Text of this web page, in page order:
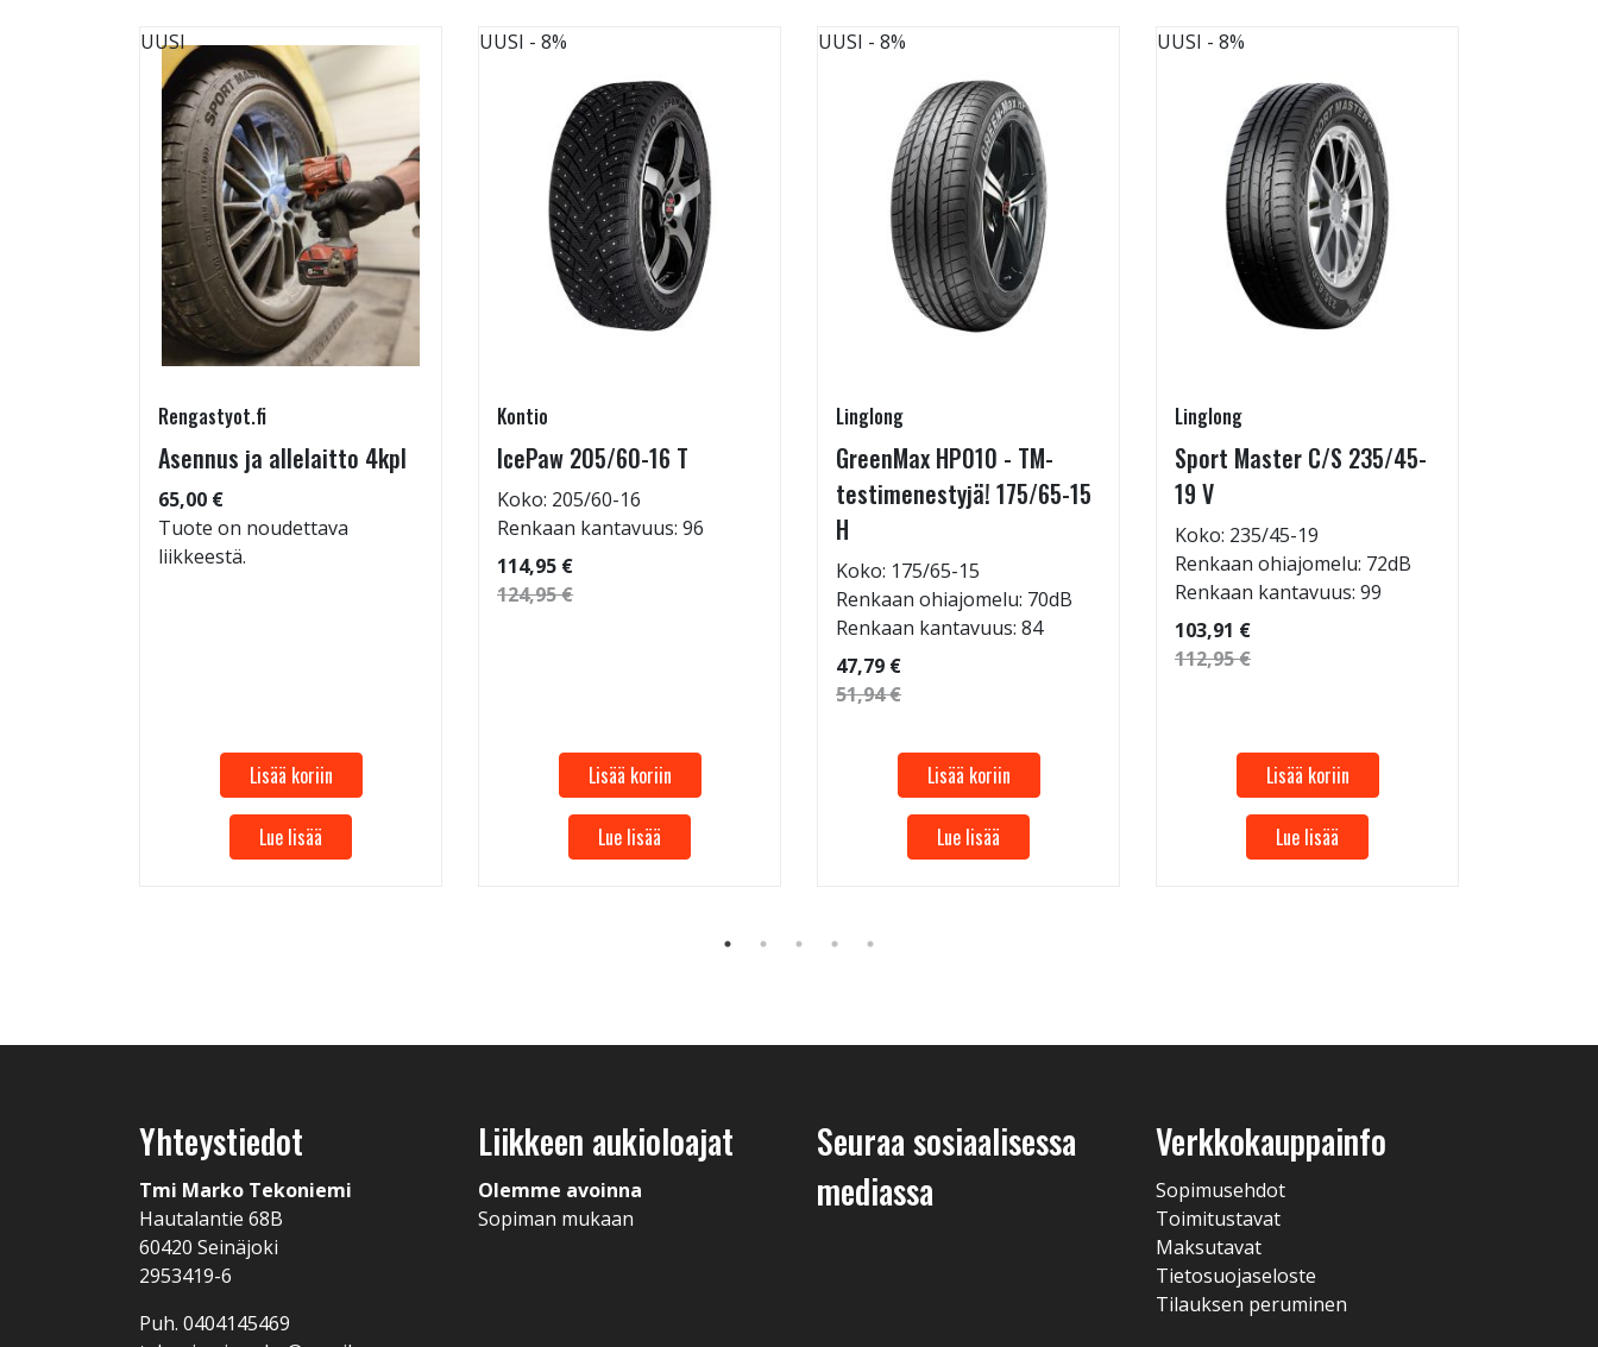
UUSI
Rengastyot.fi
Asennus ja allelaitto 4kpl
65,00 €
Tuote on noudettava
liikkeestä.
Lisää koriin
Lue lisää
UUSI - 8%
Kontio
IcePaw 205/60-16 T
Koko: 205/60-16
Renkaan kantavuus: 96
114,95 €
124,95 €
Lisää koriin
Lue lisää
UUSI - 8%
Linglong
GreenMax HP010 - TM-
testimenestyjä! 175/65-15
H
Koko: 175/65-15
Renkaan ohiajomelu: 70dB
Renkaan kantavuus: 84
47,79 €
51,94 €
Lisää koriin
Lue lisää
UUSI - 8%
Linglong
Sport Master C/S 235/45-
19 V
Koko: 235/45-19
Renkaan ohiajomelu: 72dB
Renkaan kantavuus: 99
103,91 €
112,95 €
Lisää koriin
Lue lisää
Yhteystiedot
Tmi Marko Tekoniemi
Hautalantie 68B
60420 Seinäjoki
2953419-6
Puh. 0404145469
Liikkeen aukioloajat
Olemme avoinna
Sopiman mukaan
Seuraa sosiaalisessa
mediassa
Verkkokauppainfo
Sopimusehdot
Toimitustavat
Maksutavat
Tietosuojaseloste
Tilauksen peruminen